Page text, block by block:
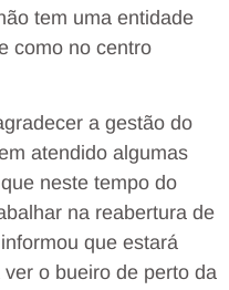
tem uma entidade
como no centro
a gestão do
atendido algumas
neste tempo do
na reabertura de
que estará
o bueiro de perto da